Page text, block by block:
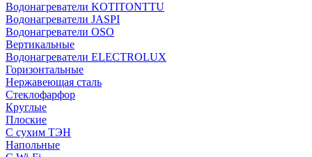
Водонагреватели KOTITONTTU
Водонагреватели JASPI
Водонагреватели OSO
Вертикальные
Водонагреватели ELECTROLUX
Горизонтальные
Нержавеющая сталь
Стеклофарфор
Круглые
Плоские
С сухим ТЭН
Напольные